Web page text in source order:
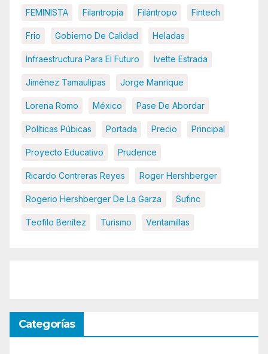
FEMINISTA Filantropia Filántropo Fintech
Frio Gobierno De Calidad Heladas
Infraestructura Para El Futuro Ivette Estrada
Jiménez Tamaulipas Jorge Manrique
Lorena Romo México Pase De Abordar
Políticas Púbicas Portada Precio Principal
Proyecto Educativo Prudence
Ricardo Contreras Reyes Roger Hershberger
Rogerio Hershberger De La Garza Sufinc
Teofilo Benítez Turismo Ventamillas
Categorías